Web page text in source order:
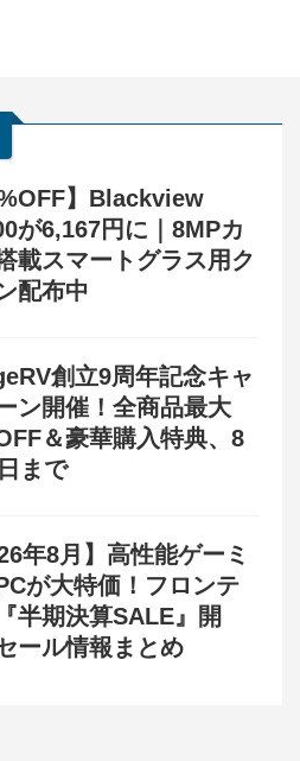
】Blackview
が6,167円に｜8MPカ
載スマートグラス用ク
配布中
創立9周年記念キャ
ン開催！全商品最大
＆豪華購入特典、8
まで
年8月】高性能ゲーミ
が大特価！フロンテ
半期決算SALE』開
ール情報まとめ